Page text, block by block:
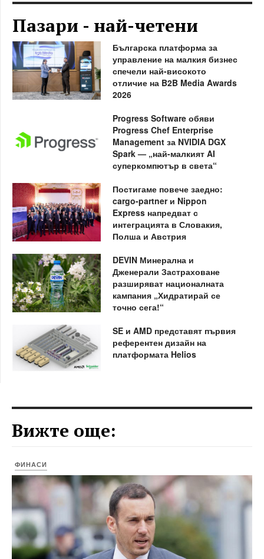
Пазари - най-четени
Българска платформа за
управление на малкия бизнес
спечели най-високото
отличие на B2B Media Awards
2026
Progress Software обяви
Progress Chef Enterprise
Management за NVIDIA DGX
Spark — „най-малкият AI
суперкомпютър в света“
Постигаме повече заедно:
cargo-partner и Nippon
Express напредват с
интеграцията в Словакия,
Полша и Австрия
DEVIN Минерална и
Дженерали Застраховане
разширяват националната
кампания „Хидратирай се
точно сега!“
SE и AMD представят първия
референтен дизайн на
платформата Helios
Вижте още:
ФИНАСИ